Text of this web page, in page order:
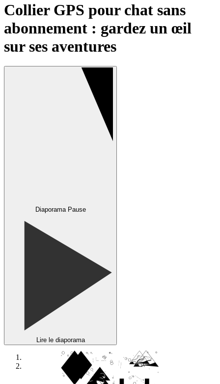
Collier GPS pour chat sans
abonnement : gardez un œil
sur ses aventures
Diaporama Pause
Lire le diaporama